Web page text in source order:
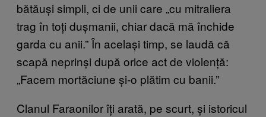
bătăuși simpli, ci de unii care „cu mitraliera
trag în toți dușmanii, chiar dacă mă închide
garda cu anii.” În același timp, se laudă că
scapă neprinși după orice act de violență:
„Facem mortăciune și-o plătim cu banii.”
Clanul Faraonilor îți arată, pe scurt, și istoricul